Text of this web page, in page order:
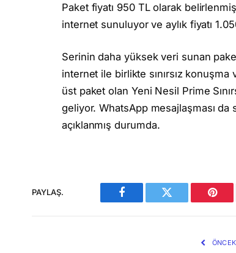
Paket fiyatı 950 TL olarak
internet sunuluyor ve aylık fiyatı
Serinin daha yüksek veri sunan
internet ile birlikte sınırsız konuşma
üst paket olan Yeni Nesil Prime
geliyor. WhatsApp mesajlaşması da
açıklanmış durumda.
PAYLAŞ.
Facebook Twitter